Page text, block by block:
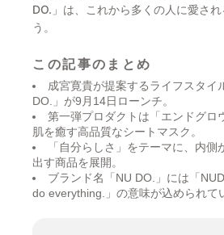
DO.」は、これから多くの人に愛さ
う。
この記事のまとめ
成宮寛貴が提案するライフスタイ
DO.」が9月14日ローンチ。
第一弾プロダクトは「エンドグロ
肌を癒す高品質なシートマスク。
「自分らしさ」をテーマに、内側
出す商品を展開。
ブランド名「NU DO.」には「
do everything.」の意味が込められて